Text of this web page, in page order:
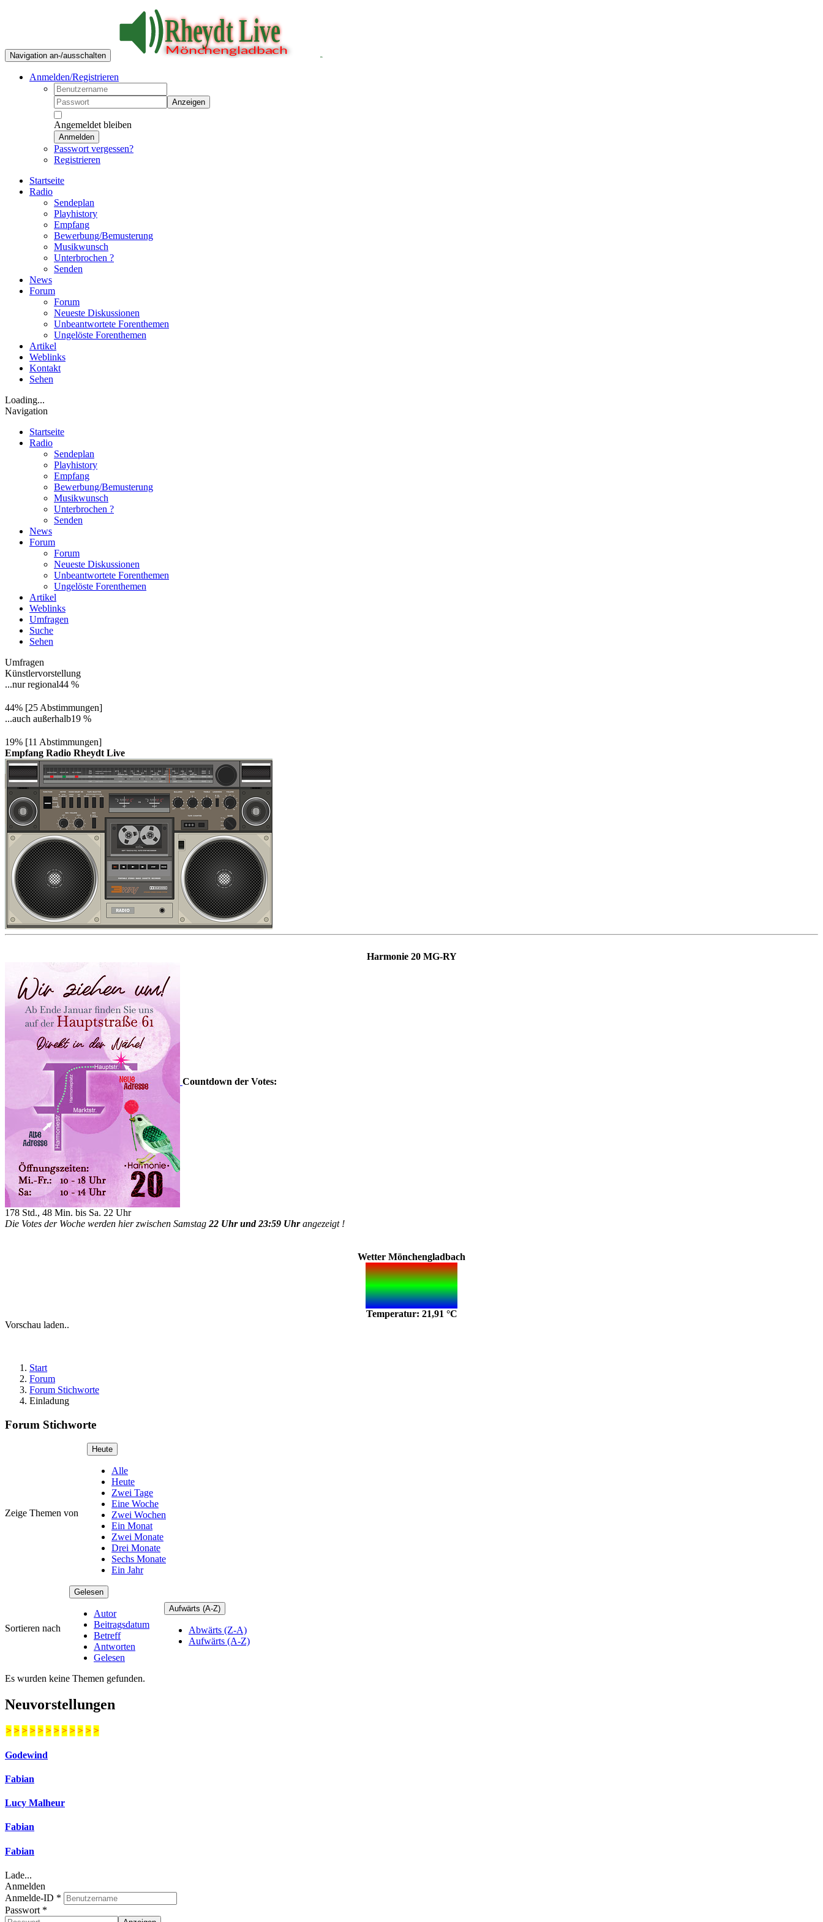
Navigation an-/ausschalten
Anmelden/Registrieren
Anzeigen
Angemeldet bleiben
Anmelden
Passwort vergessen?
Registrieren
Startseite
Radio
Sendeplan
Playhistory
Empfang
Bewerbung/Bemusterung
Musikwunsch
Unterbrochen ?
Senden
News
Forum
Forum
Neueste Diskussionen
Unbeantwortete Forenthemen
Ungelöste Forenthemen
Artikel
Weblinks
Kontakt
Sehen
Loading...
Navigation
Startseite
Radio
Sendeplan
Playhistory
Empfang
Bewerbung/Bemusterung
Musikwunsch
Unterbrochen ?
Senden
News
Forum
Forum
Neueste Diskussionen
Unbeantwortete Forenthemen
Ungelöste Forenthemen
Artikel
Weblinks
Umfragen
Suche
Sehen
Umfragen
Künstlervorstellung
...nur regional44 %
44% [25 Abstimmungen]
...auch außerhalb19 %
19% [11 Abstimmungen]
Empfang Radio Rheydt Live
Harmonie 20 MG-RY
Countdown der Votes:
178 Std., 48 Min. bis Sa. 22 Uhr
Die Votes der Woche werden hier zwischen Samstag 22 Uhr und 23:59 Uhrangezeigt !
Wetter Mönchengladbach
Temperatur: 21,91 °C
Vorschau laden..
Start
Forum
Forum Stichworte
Einladung
Forum Stichworte
Zeige Themen von
Heute
Alle
Heute
Zwei Tage
Eine Woche
Zwei Wochen
Ein Monat
Zwei Monate
Drei Monate
Sechs Monate
Ein Jahr
Sortieren nach
Gelesen
Autor
Beitragsdatum
Betreff
Antworten
Gelesen
Aufwärts (A-Z)
Abwärts (Z-A)
Aufwärts (A-Z)
Es wurden keine Themen gefunden.
Neuvorstellungen
> > > > > > > > > > > >
Godewind
Fabian
Lucy Malheur
Fabian
Fabian
Lade...
Anmelden
Anmelde-ID *
Passwort *